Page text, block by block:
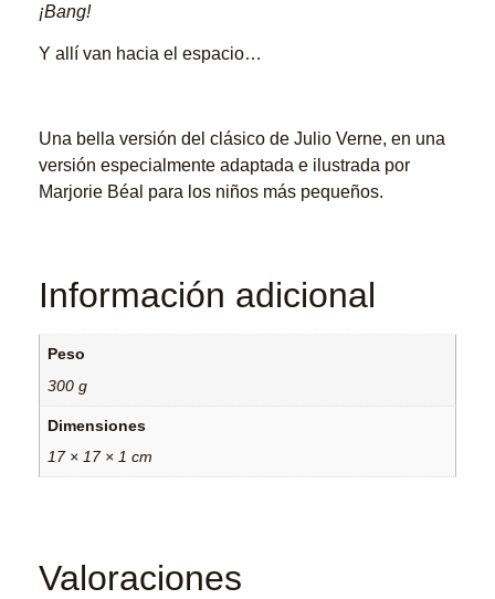
¡Bang!
Y allí van hacia el espacio…
Una bella versión del clásico de Julio Verne, en una
versión especialmente adaptada e ilustrada por
Marjorie Béal para los niños más pequeños.
Información adicional
Peso
300 g
Dimensiones
17 × 17 × 1 cm
Valoraciones